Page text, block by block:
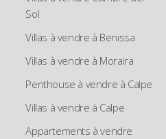
Sol
Villas à vendre à Benissa
Villas à vendre à Moraira
Penthouse à vendre à Calpe
Villas à vendre à Calpe
Appartements à vendre